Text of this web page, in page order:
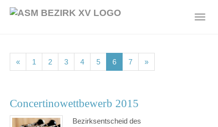
« 1 (current)
2(current)
3(current)
4(current)
5(current)
6(current)
7(current)
»
Concertinowettbewerb 2015
Bezirksentscheid des